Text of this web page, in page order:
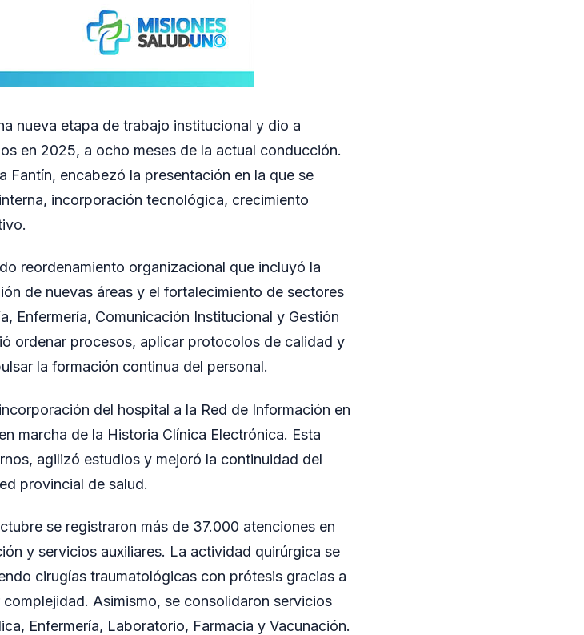
nueva etapa de trabajo institucional y dio a
en 2025, a ocho meses de la actual conducción.
Fantín, encabezó la presentación en la que se
incorporación tecnológica, crecimiento
reordenamiento organizacional que incluyó la
de nuevas áreas y el fortalecimiento de sectores
Enfermería, Comunicación Institucional y Gestión
ordenar procesos, aplicar protocolos de calidad y
la formación continua del personal.
del hospital a la Red de Información en
marcha de la Historia Clínica Electrónica. Esta
agilizó estudios y mejoró la continuidad del
provincial de salud.
se registraron más de 37.000 atenciones en
y servicios auxiliares. La actividad quirúrgica se
cirugías traumatológicas con prótesis gracias a
Asimismo, se consolidaron servicios
Enfermería, Laboratorio, Farmacia y Vacunación.